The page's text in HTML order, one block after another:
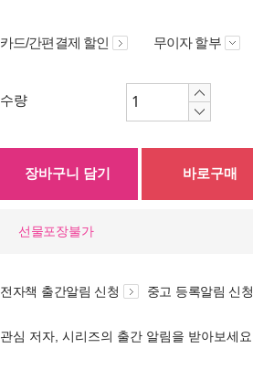
카드/간편결제 할인 무이자 할부
수량
장바구니 담기 바로구매
선물포장불가
전자책 출간알림 신청 중고 등록알림 신청
관심 저자, 시리즈의 출간 알림을 받아보세요